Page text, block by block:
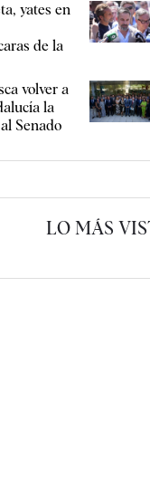
yates en
de la
volver a
la
Senado
LO MÁS